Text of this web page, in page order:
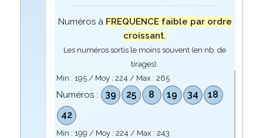
Numéros à FREQUENCE faible par ordre
croissant.
Les numéros sortis le moins souvent (en nb. de
tirages).
Min : 195/ Moy : 224 / Max : 265
Numéros : 39 25 8 19 34
18
42
Min : 199 / Moy : 224 / Max : 243